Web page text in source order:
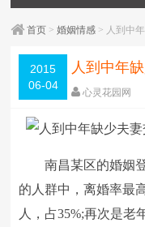
首页 >婚姻情感 > 人到中
2015
06-04
人到中年
心灵花园网
字体： 大 中
南昌某区的婚姻登
的人群中，离婚率最
人，占35%;再次是老